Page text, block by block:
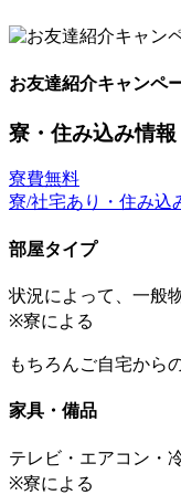
お友達紹介キャンペ
寮・住み込み情報
寮費無料
寮/社宅あり・住み込
部屋タイプ
状況によって、一般
※寮による
もちろんご自宅から
家具・備品
テレビ・エアコン・
※寮による